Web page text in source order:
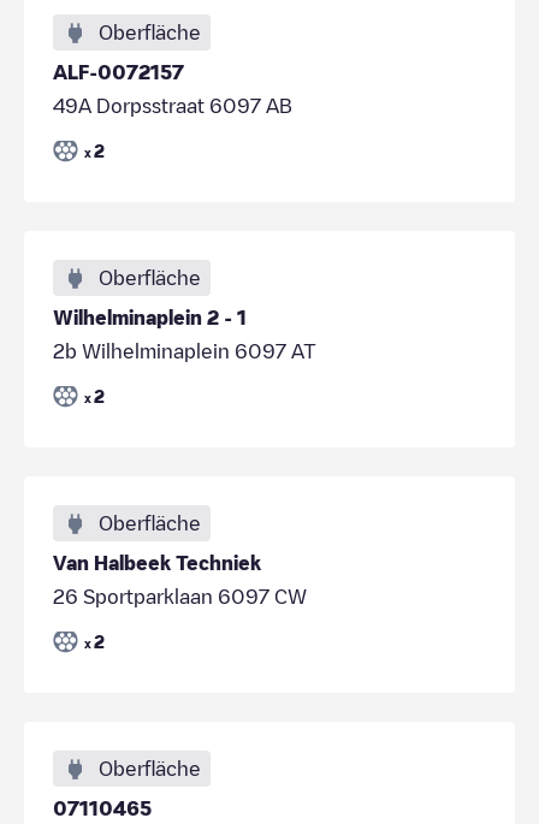
Oberfläche
ALF-0072157
49A Dorpsstraat 6097 AB
x 2
Oberfläche
Wilhelminaplein 2 - 1
2b Wilhelminaplein 6097 AT
x 2
Oberfläche
Van Halbeek Techniek
26 Sportparklaan 6097 CW
x 2
Oberfläche
07110465